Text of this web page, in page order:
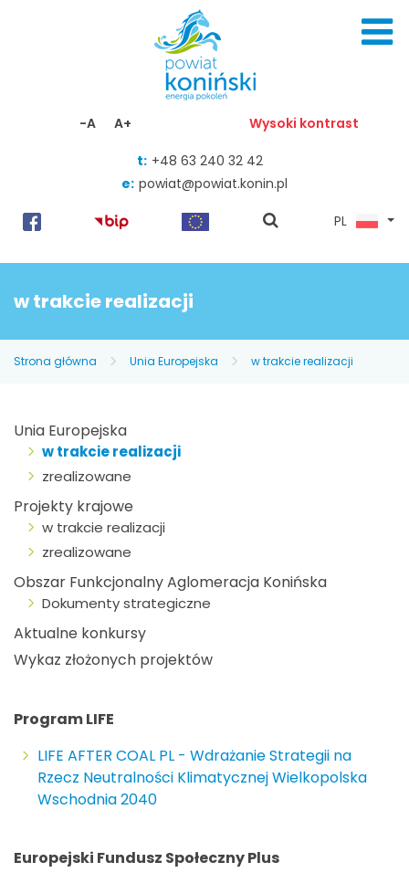
-A A+ Wysoki kontrast
t: +48 63 240 32 42
e: powiat@powiat.konin.pl
pokaż
PL
w trakcie realizacji
Strona główna Unia Europejska w trakcie realizacji
Unia Europejska
w trakcie realizacji
zrealizowane
Projekty krajowe
w trakcie realizacji
zrealizowane
Obszar Funkcjonalny Aglomeracja Konińska
Dokumenty strategiczne
Aktualne konkursy
Wykaz złożonych projektów
Program LIFE
LIFE AFTER COAL PL - Wdrażanie Strategii na
Rzecz Neutralności Klimatycznej Wielkopolska
Wschodnia 2040
Europejski Fundusz Społeczny Plus